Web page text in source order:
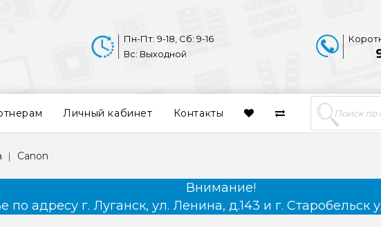
Пн-Пт: 9-18, Сб: 9-16
Вс: Выходной
Личный кабинет Контакты
Canon
Внимание!
по адресу г. Луганск, ул. Ленина, д.143 и г. Старобельск